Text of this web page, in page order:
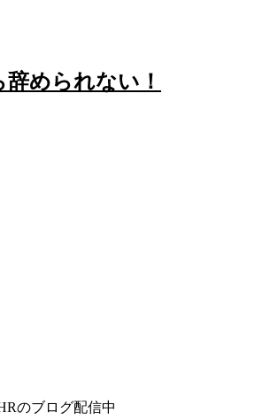
められない！
のブログ配信中